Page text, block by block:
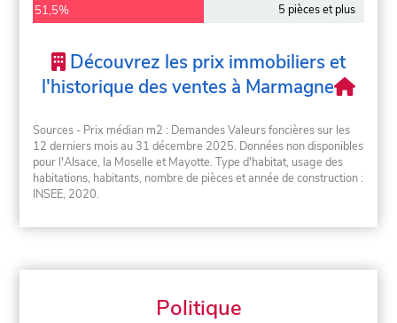
51,5% 5 pièces et plus
Découvrez les prix immobiliers et
l'historique des ventes à Marmagne
Sources - Prix médian m2 : Demandes Valeurs foncières sur les
12 derniers mois au 31 décembre 2025. Données non disponibles
pour l'Alsace, la Moselle et Mayotte. Type d'habitat, usage des
habitations, habitants, nombre de pièces et année de construction :
INSEE, 2020.
Politique